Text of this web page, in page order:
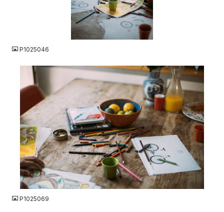
P1025046
JPG
P1025069